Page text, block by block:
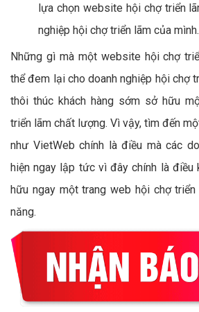
lựa chọn website hội chợ triển
nghiệp hội chợ triển lãm của mình.
Những gì mà một website hội chợ
thể đem lại cho doanh nghiệp hội chợ
thôi thúc khách hàng sớm sở hữu
triển lãm chất lượng. Vì vậy, tìm đến
như VietWeb chính là điều mà các
hiện ngay lập tức vì đây chính là điều
hữu ngay một trang web hội chợ
năng.